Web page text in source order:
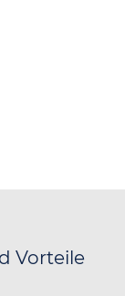
Vorteile